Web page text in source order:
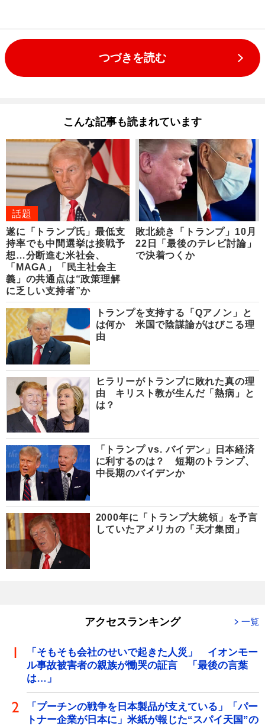
つづきを読む
こんな記事も読まれています
話題
遂に「トランプ氏」最低支
持率でも中間選挙は接戦予
想…分断進む米社会、
「MAGA」「民主社会主
義」の共通点は“政策理解
に乏しい支持者”か
敗北続き「トランプ」10月
22日「最後のテレビ討論」
で決着つくか
トランプを支持する「Qアノン」と
は何か 米国で陰謀論がはびこる理
由
ヒラリーがトランプに敗れた真の理
由 キリスト教が生んだ「熱病」と
は？
「トランプ vs. バイデン」日本経済
に利するのは？ 短期のトランプ、
中長期のバイデンか
2000年に「トランプ大統領」を予言
していたアメリカの「天才集団」
アクセスランキング 一覧
「そもそも会社のせいで起きた人災」 イオンモー
ル事故被害者の親族が慟哭の証言 「最後の言葉
は…」
「プーチンの戦争を日本製品が支えている」「パー
トナー企業が日本に」米紙が報じた“スパイ天国”の